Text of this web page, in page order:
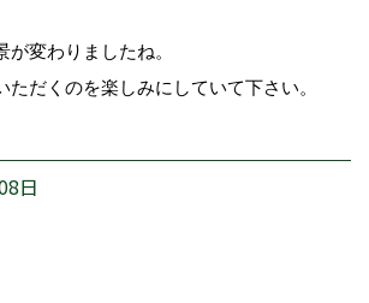
変わりましたね。
ただくのを楽しみにしていて下さい。
日